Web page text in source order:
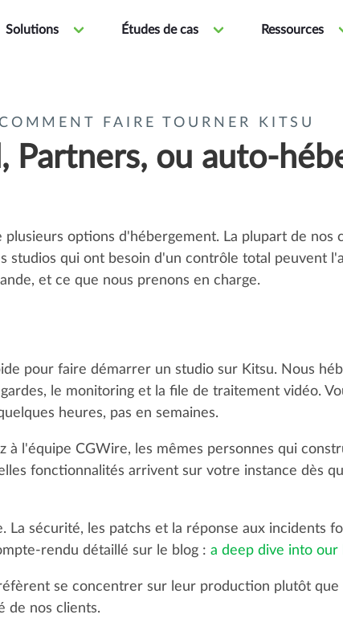
Solutions Études de cas Ressources
COMMENT FAIRE TOURNER KITSU
Partners, ou auto-
options d'hébergement. La plupart de nos
studios qui ont besoin d'un contrôle total peuvent
et ce que nous prenons en charge.
pour faire démarrer un studio sur Kitsu. Nous
le monitoring et la file de traitement vidéo.
heures, pas en semaines.
à l'équipe CGWire, les mêmes personnes qui
fonctionnalités arrivent sur votre instance dès
La sécurité, les patchs et la réponse aux incidents
rendu détaillé sur le blog : a deep dive into
se concentrer sur leur production plutôt
de nos clients.